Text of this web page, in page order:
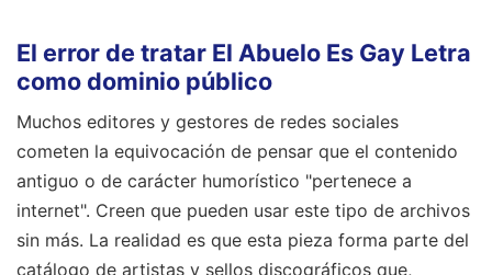
El error de tratar El Abuelo Es Gay Letra
como dominio público
Muchos editores y gestores de redes sociales
cometen la equivocación de pensar que el contenido
antiguo o de carácter humorístico "pertenece a
internet". Creen que pueden usar este tipo de archivos
sin más. La realidad es que esta pieza forma parte del
catálogo de artistas y sellos discográficos que,